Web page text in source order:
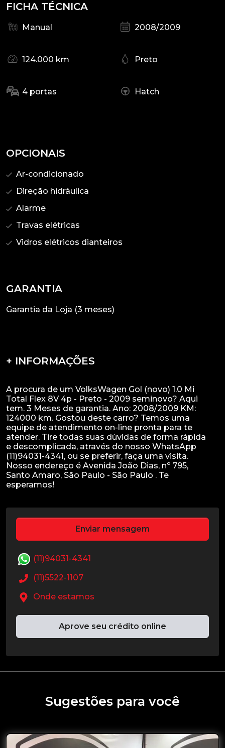
FICHA TÉCNICA
Manual 2008/2009
124.000 km Preto
4 portas Hatch
OPCIONAIS
Ar-condicionado
Direção hidráulica
Alarme
Travas elétricas
Vidros elétricos dianteiros
GARANTIA
Garantia da Loja (3 meses)
+ INFORMAÇÕES
A procura de um VolksWagen Gol (novo) 1.0 Mi
Total Flex 8V 4p - Preto - 2009 seminovo? Aqui
tem. 3 Meses de garantia. Ano: 2008/2009 KM:
124000 km. Gostou deste carro? Temos uma
equipe de atendimento on-line pronta para te
atender. Tire todas suas dúvidas de forma rápida
e descomplicada, através do nosso WhatsApp
(11)94031-4341, ou se preferir, faça uma visita.
Nosso endereço é Avenida João Dias, nº 795,
Santo Amaro, São Paulo - São Paulo . Te
Enviar mensagem
(11)94031-4341
(11)5522-1107
Onde estamos
Aprove seu crédito online
Sugestões para você